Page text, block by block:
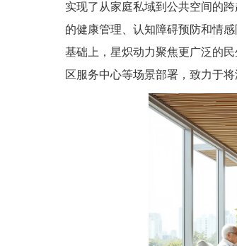
实现了从家庭私域到公共空间的
的健康管理、认知障碍预防和情
基础上，星炽动力聚焦更广泛的
区服务中心等场景部署，致力于